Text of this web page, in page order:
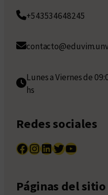
+543534648245
Lunes a Viernes de
hs
Redes sociales
Facebook InstagramLinkedIn Twitter YouTube
Páginas del sitio